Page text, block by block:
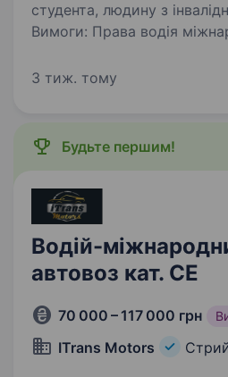
студента, людину з
Вимоги: Права водія міжнародника, категорія
Робота в українській
3 тиж. тому
Будьте першим!
Водій-
автовоз кат. CE
70 000 – 117 000 грн
ITrans Motors